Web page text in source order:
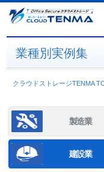
業種別実例集
クラウドストレージTENMA
製造業
建設業